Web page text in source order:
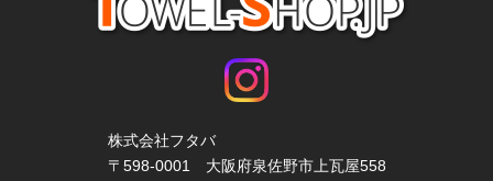
株式会社フタバ
〒598-0001 大阪府泉佐野市上瓦屋558